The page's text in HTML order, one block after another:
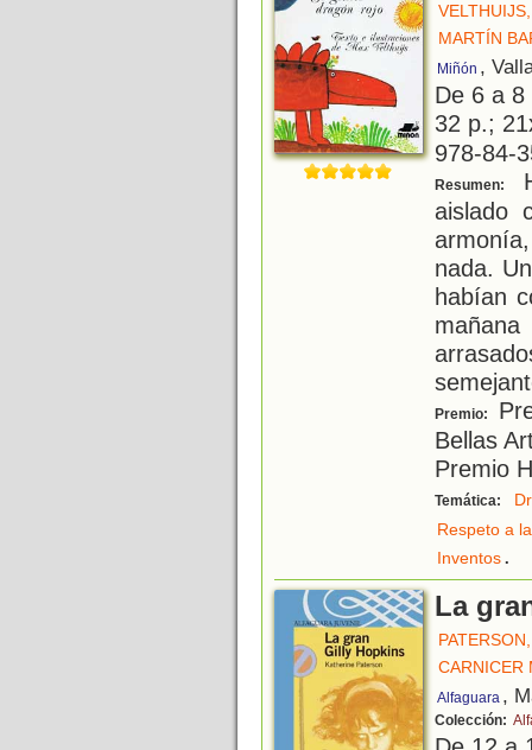
MARTÍN
Miñón ,
De 6 a
32 p.;
978-84-
Resumen:
aislado
nada.
habían
Premio:
Bellas
Premio
Temática:
Respeto a
Inventos.
La
CARNICER
Alfaguara ,
Colección: